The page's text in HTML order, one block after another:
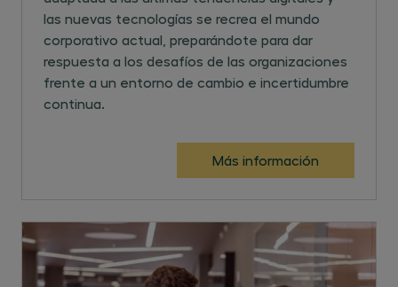
las nuevas tecnologías se recrea el mundo
corporativo actual, preparándote para dar
respuesta a los desafíos de las organizaciones
frente a un entorno de cambio e incertidumbre
continua.
Más información